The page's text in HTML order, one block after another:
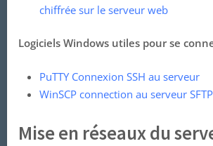
chiffrée sur le serveur web
Logiciels Windows utiles pour se
PuTTY Connexion SSH au serveur
WinSCP connection au serveur SFTP
Mise en réseaux du